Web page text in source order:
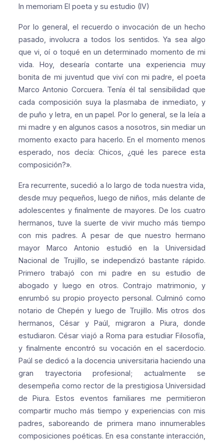
In memoriam El poeta y su estudio (IV)
Por lo general, el recuerdo o invocación de un hecho
pasado, involucra a todos los sentidos. Ya sea algo
que vi, oí o toqué en un determinado momento de mi
vida. Hoy, desearía contarte una experiencia muy
bonita de mi juventud que viví con mi padre, el poeta
Marco Antonio Corcuera. Tenía él tal sensibilidad que
cada composición suya la plasmaba de inmediato, y
de puño y letra, en un papel. Por lo general, se la leía a
mi madre y en algunos casos a nosotros, sin mediar un
momento exacto para hacerlo. En el momento menos
esperado, nos decía: Chicos, ¿qué les parece esta
composición?».
Era recurrente, sucedió a lo largo de toda nuestra vida,
desde muy pequeños, luego de niños, más delante de
adolescentes y finalmente de mayores. De los cuatro
hermanos, tuve la suerte de vivir mucho más tiempo
con mis padres. A pesar de que nuestro hermano
mayor Marco Antonio estudió en la Universidad
Nacional de Trujillo, se independizó bastante rápido.
Primero trabajó con mi padre en su estudio de
abogado y luego en otros. Contrajo matrimonio, y
enrumbó su propio proyecto personal. Culminó como
notario de Chepén y luego de Trujillo. Mis otros dos
hermanos, César y Paúl, migraron a Piura, donde
estudiaron. César viajó a Roma para estudiar Filosofía,
y finalmente encontró su vocación en el sacerdocio.
Paúl se dedicó a la docencia universitaria haciendo una
gran trayectoria profesional; actualmente se
desempeña como rector de la prestigiosa Universidad
de Piura. Estos eventos familiares me permitieron
compartir mucho más tiempo y experiencias con mis
padres, saboreando de primera mano innumerables
composiciones poéticas. En esa constante interacción,